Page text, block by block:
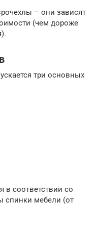
– они зависят
(чем дороже
три основных
в соответствии со
мебели (от